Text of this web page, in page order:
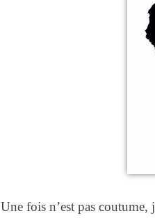
Une fois n’est pas